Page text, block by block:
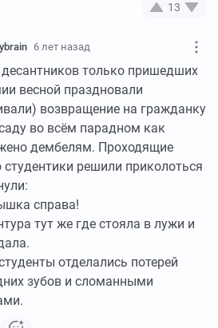
13
6 лет назад
только пришедших
весной праздновали
возвращение на гражданку
во всём парадном как
дембелям. Проходящие
решили приколоться
справа!
тут же где стояла в лужи и
отделались потерей
зубов и сломанными